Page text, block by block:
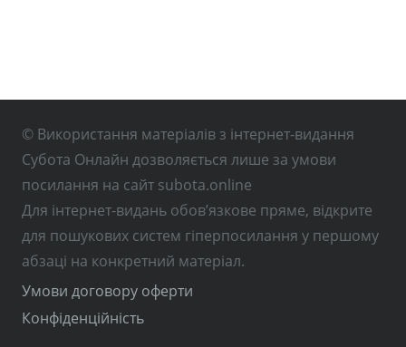
© Використання матеріалів з інтернет-видання
Субота Онлайн дозволяється лише за умови
посилання на сайт subota.online
Для інтернет-видань обов’язкове пряме, відкрите
для пошукових систем гіперпосилання у першому
абзаці на конкретний матеріал.
Умови договору оферти
Конфіденційність